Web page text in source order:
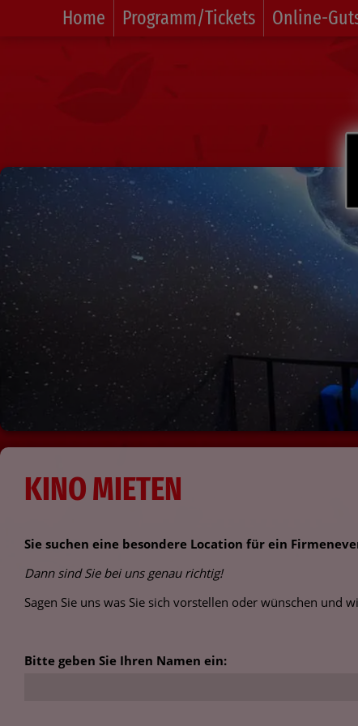
Home Programm/Tickets Online-
KINO MIETEN
Sie suchen eine besondere Location für ein
Dann sind Sie bei uns genau richtig!
Sagen Sie uns was Sie sich vorstellen oder wünschen und
Bitte geben Sie Ihren Namen ein: